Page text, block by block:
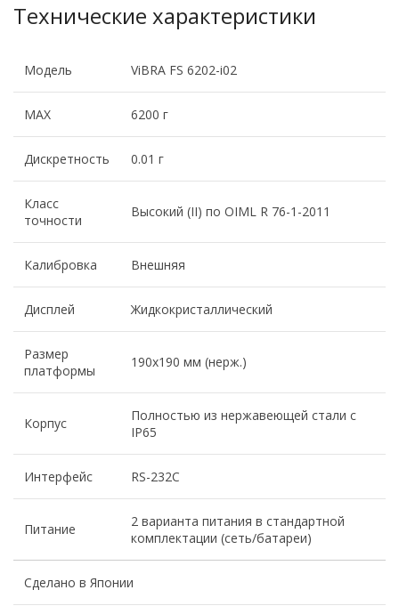
Технические характеристики
Модель ViBRA FS 6202-i02
MAX 6200 г
Дискретность 0.01 г
Класс
точности
Высокий (II) по OIML R 76-1-2011
Калибровка Внешняя
Дисплей Жидкокристаллический
Размер
платформы
190х190 мм (нерж.)
Корпус
Полностью из нержавеющей стали с
IP65
Интерфейс RS-232C
Питание
2 варианта питания в стандартной
комплектации (сеть/батареи)
Сделано в Японии